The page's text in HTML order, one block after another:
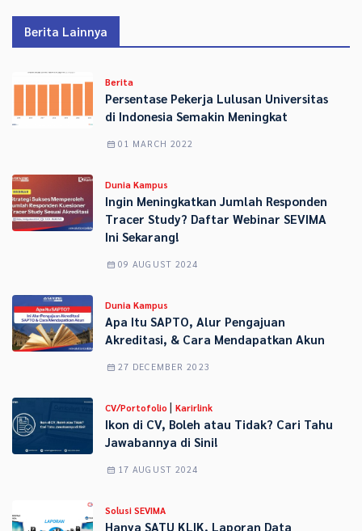
Berita Lainnya
Berita
Persentase Pekerja Lulusan Universitas
di Indonesia Semakin Meningkat
01 MARCH 2022
Dunia Kampus
Ingin Meningkatkan Jumlah Responden
Tracer Study? Daftar Webinar SEVIMA
Ini Sekarang!
09 AUGUST 2024
Dunia Kampus
Apa Itu SAPTO, Alur Pengajuan
Akreditasi, & Cara Mendapatkan Akun
27 DECEMBER 2023
CV/Portofolio | Karirlink
Ikon di CV, Boleh atau Tidak? Cari Tahu
Jawabannya di Sini!
17 AUGUST 2024
Solusi SEVIMA
Hanya SATU KLIK, Laporan Data